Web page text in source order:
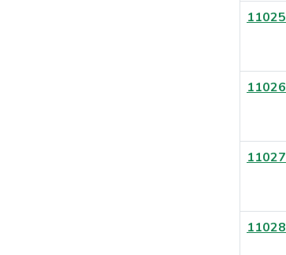
11025
11026
11027
11028